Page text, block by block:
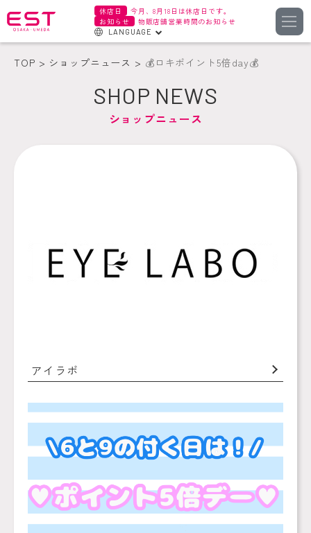
休店日
今月、8月18日は休店日です。
お知らせ
物販店舗営業時間のお知らせ
LANGUAGE
簡体字
繁体字
TOP ショップニュース 💰ロキポイント5倍day💰
SHOP NEWS
ショップニュース
アイラボ